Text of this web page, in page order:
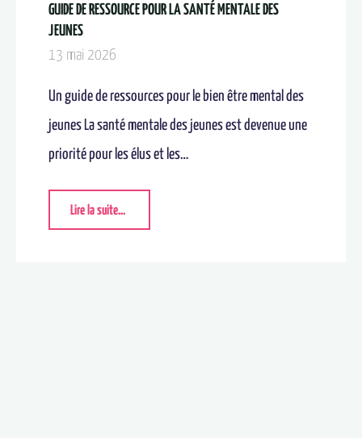
GUIDE DE RESSOURCE POUR LA SANTÉ MENTALE DES
JEUNES
13 mai 2026
Un guide de ressources pour le bien être mental des
jeunes La santé mentale des jeunes est devenue une
priorité pour les élus et les…
Lire la suite...